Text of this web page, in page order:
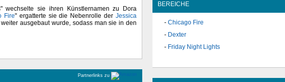
wechselte sie ihren Künstlernamen zu Dora
Fire" ergatterte sie die Nebenrolle derJessica
ausgebaut wurde, sodass man sie in den
Partnerlinks zu
BEREICHE
Chicago Fire
Dexter
Friday Night Lights